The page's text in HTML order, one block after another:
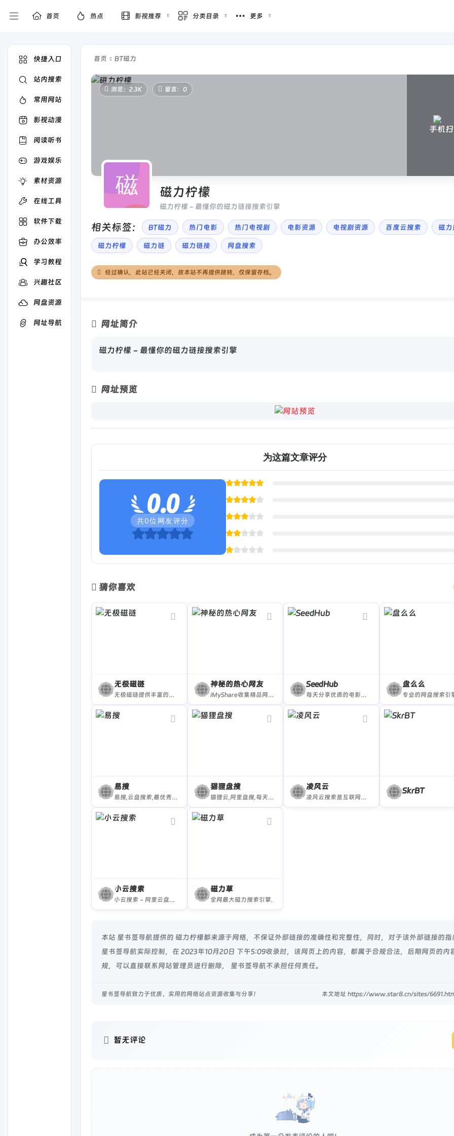
首页 热点 影视推荐 分类目录 更多
快捷入口
站内搜索
常用网站
影视动漫
阅读听书
游戏娱乐
素材资源
在线工具
软件下载
办公效率
学习教程
兴趣社区
网盘资源
网址导航
首页 BT磁力
手机
浏览：2.3K 留言：0
磁力柠檬
磁力柠檬 - 最懂你的磁力链接搜索引擎
相关标签： BT磁力 热门电影 热门电视剧 电影资源 电视剧资源 百度云搜索 磁力
磁力柠檬 磁力链 磁力链接 网盘搜索
经过确认，此站已经关闭，故本站不再提供跳转，仅保留存档。
网址简介
磁力柠檬 - 最懂你的磁力链接搜索引擎
网址预览
为这篇文章评分
0.0
共0位网友评分
猜你喜欢
无极磁链
无极磁链提供丰富的种子分享与磁链搜索服务。作为专业的磁力链接搜索引擎，它汇聚了大量的资源。
神秘的热心网友
iMyShare收集精品网络免费资源，包括资源网站、BT种子磁力搜索、网盘搜索、免费视频、免费音乐、免费电子书、实用软件、在线工具、有趣的网站、办公素材、免费漫画网站、免费动漫和各类资源，欢迎前来探索。
SeedHub
每天分享优质的电影、电视剧和动漫资讯
盘么么
易搜
易搜,云盘搜索,最优秀的阿里云盘搜索服务的平台,收集各类阿里云盘资源提供一站式搜索功能,推动互联网优质资源的高效传递!
猫狸盘搜
猫狸云,阿里盘搜,每天更新海量资源,失效资源实时删除
凌风云
凌风云搜索是互联网专业的阿里云盘，百度网盘等十大网盘搜索引擎，是网盘资源搜索中心.
SkrBT
小云搜索
小云搜索 - 阿里云盘夸克网盘搜索神器 独家蓝奏云搜索 | 网盘搜索引擎
磁力草
全网最大磁力搜索引擎.
本站 星书签导航提供的 磁力柠檬都来源于网络，不保证外部链接的准确性和完整性，同时，对于该外部链接的指
星书签导航实际控制，在 2023年10月20日 下午5:09收录时，该网页上的内容，都属于合规合法，后期网页的内
规，可以直接联系网站管理员进行删除， 星书签导航不承担任何责任。
星书签导航致力于优质、实用的网络站点资源收集与分享！ 本文地址 https://www.star8.cn/sites/
暂无评论